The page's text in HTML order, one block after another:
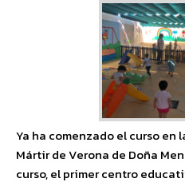
Ya ha comenzado el curso
Mártir de Verona de Doña
curso, el primer centro